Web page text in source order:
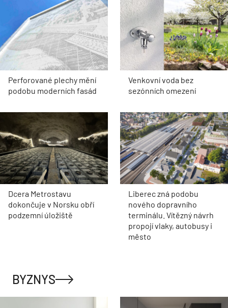
Perforované plechy mění
podobu moderních fasád
Venkovní voda bez
sezónních omezení
Dcera Metrostavu
dokončuje v Norsku obří
podzemní úložiště
Liberec zná podobu
nového dopravního
terminálu. Vítězný návrh
propojí vlaky, autobusy i
město
BYZNYS